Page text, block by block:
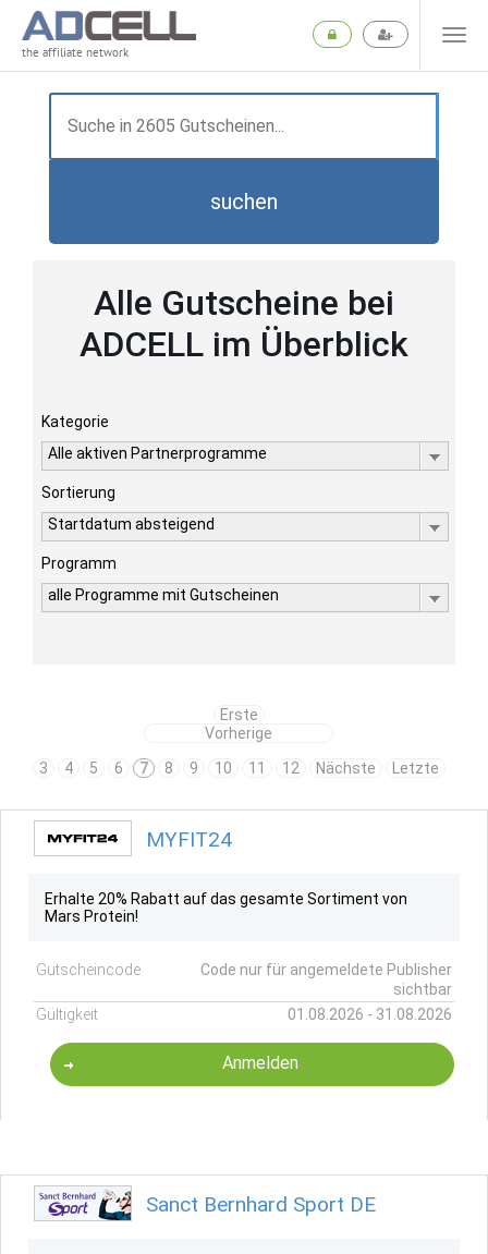
the affiliate network
suchen
Alle Gutscheine bei
ADCELL im Überblick
Kategorie
Alle aktiven Partnerprogramme
Sortierung
Startdatum absteigend
Programm
alle Programme mit Gutscheinen
Erste
Vorherige
3
4 5 6 7 8 9 10 11 12 Nächste Letzte
MYFIT24
Erhalte 20% Rabatt auf das gesamte Sortiment von
Mars Protein!
Gutscheincode
Code nur für angemeldete Publisher
sichtbar
Gültigkeit
01.08.2026 - 31.08.2026
Anmelden
Sanct Bernhard Sport DE